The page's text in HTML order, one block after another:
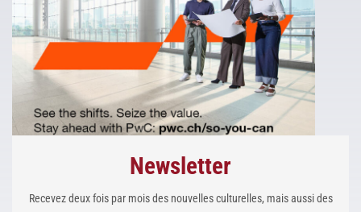
Newsletter
Recevez deux fois par mois des nouvelles culturelles, mais aussi des